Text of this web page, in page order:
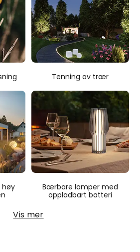
Tenning av trær
høy
Bærbare lamper med
oppladbart batteri
Vis mer